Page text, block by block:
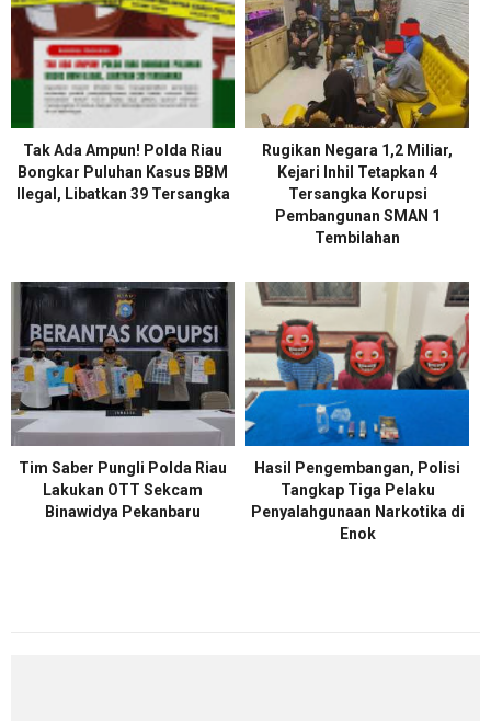
Tak Ada Ampun! Polda Riau
Bongkar Puluhan Kasus BBM
Ilegal, Libatkan 39 Tersangka
Rugikan Negara 1,2 Miliar,
Kejari Inhil Tetapkan 4
Tersangka Korupsi
Pembangunan SMAN 1
Tembilahan
Tim Saber Pungli Polda Riau
Lakukan OTT Sekcam
Binawidya Pekanbaru
Hasil Pengembangan, Polisi
Tangkap Tiga Pelaku
Penyalahgunaan Narkotika di
Enok